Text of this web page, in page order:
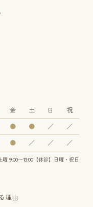
金 土 日 祝
● ● ／ ／
● ／ ／ ／
9:00〜13:00【休診】日曜・祝日
理由